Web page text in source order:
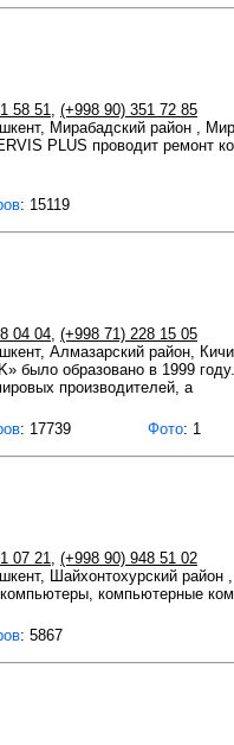
58 51, (+998 90) 351 72 85
Мирабадский район ,
PLUS проводит ремонт
: 15119
04 04, (+998 71) 228 15 05
Алмазарский район,
было образовано в 1999
производителей, а
: 17739 Фото: 1
07 21, (+998 90) 948 51 02
Шайхонтохурский
компьютерные
: 5867